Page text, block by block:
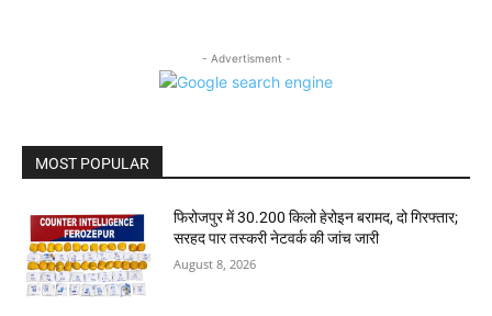
- Advertisment -
MOST POPULAR
फिरोजपुर में 30.200 किलो हेरोइन बरामद, दो गिरफ्तार;
सरहद पार तस्करी नेटवर्क की जांच जारी
August 8, 2026